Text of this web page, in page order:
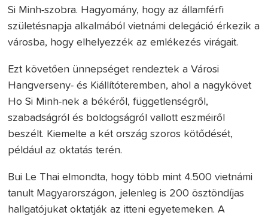
Si Minh-szobra. Hagyomány, hogy az államférfi
születésnapja alkalmából vietnámi delegáció érkezik a
városba, hogy elhelyezzék az emlékezés virágait.
Ezt követően ünnepséget rendeztek a Városi
Hangverseny- és Kiállítóteremben, ahol a nagykövet
Ho Si Minh-nek a békéről, függetlenségről,
szabadságról és boldogságról vallott eszméiről
beszélt. Kiemelte a két ország szoros kötődését,
például az oktatás terén.
Bui Le Thai elmondta, hogy több mint 4.500 vietnámi
tanult Magyarországon, jelenleg is 200 ösztöndíjas
hallgatójukat oktatják az itteni egyetemeken. A